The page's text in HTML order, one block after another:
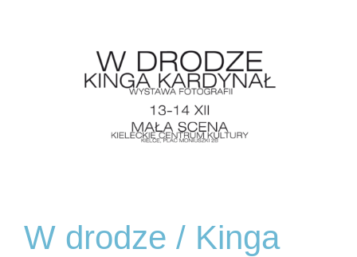
W drodze / Kinga